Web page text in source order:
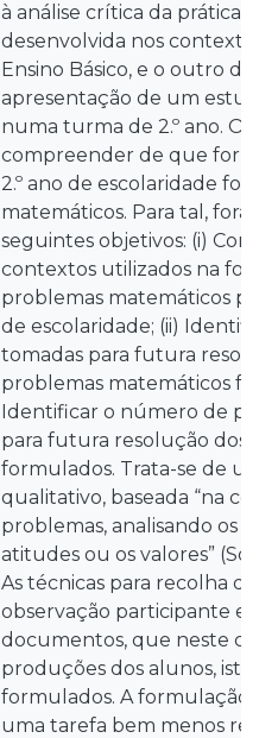
à análise crítica da prática
desenvolvida nos contextos
Ensino Básico, e o outro
apresentação de um
numa turma de 2.º ano. O
compreender de que
2.º ano de escolaridade
matemáticos. Para tal,
seguintes objetivos: (i)
contextos utilizados na
problemas matemáticos
de escolaridade; (ii)
tomadas para futura
problemas matemáticos
Identificar o número de
para futura resolução dos
formulados. Trata-se de
qualitativo, baseada “na
problemas, analisando os
atitudes ou os valores”
As técnicas para recolha
observação participante e
documentos, que neste
produções dos alunos, isto
formulados. A formulação
uma tarefa bem menos